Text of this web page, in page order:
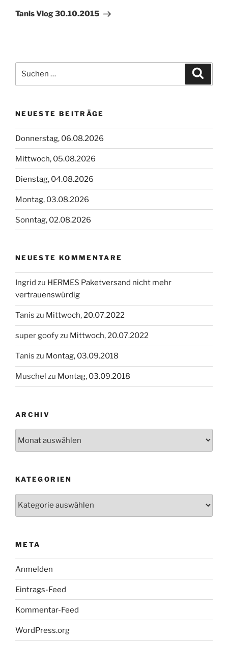
Beitrag
Tanis Vlog 30.10.2015
nach:
NEUESTE BEITRÄGE
Donnerstag, 06.08.2026
Mittwoch, 05.08.2026
Dienstag, 04.08.2026
Montag, 03.08.2026
Sonntag, 02.08.2026
NEUESTE KOMMENTARE
Ingrid zu HERMES Paketversand nicht mehr
vertrauenswürdig
Tanis zu Mittwoch, 20.07.2022
super goofyzu Mittwoch, 20.07.2022
Tanis zu Montag, 03.09.2018
Muschel zu Montag, 03.09.2018
ARCHIV
KATEGORIEN
META
Anmelden
Eintrags-Feed
Kommentar-Feed
WordPress.org